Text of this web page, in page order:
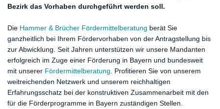
Bezirk das Vorhaben durchgeführt werden soll.
Die Hammer & Brücher Fördermittelberatung berät Sie
ganzheitlich bei Ihrem Fördervorhaben von der Antragstellung bis
zur Abwicklung. Seit Jahren unterstützen wir unsere Mandanten
erfolgreich im Zuge einer Förderung in Bayern und bundesweit
mit unserer Fördermittelberatung . Profitieren Sie von unserem
weitreichenden Netzwerk und unserem reichhaltigen
Erfahrungsschatz bei der konstruktiven Zusammenarbeit mit den
für die Förderprogramme in Bayern zuständigen Stellen.